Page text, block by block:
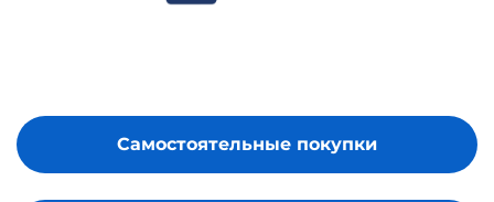
Самостоятельные покупки